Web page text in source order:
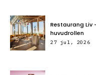
Restaurang Liv
huvudrollen
27 jul, 2026